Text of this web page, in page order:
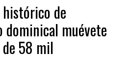
de
dominical muévete
58 mil